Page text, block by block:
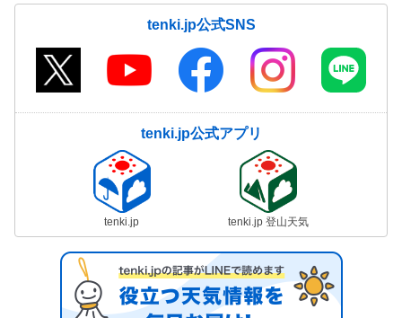
tenki.jp公式SNS
tenki.jp公式アプリ
tenki.jp tenki.jp 登山天気